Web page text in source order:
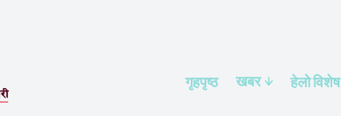
गृहपृष्ठ खबर हेलाे विशेष